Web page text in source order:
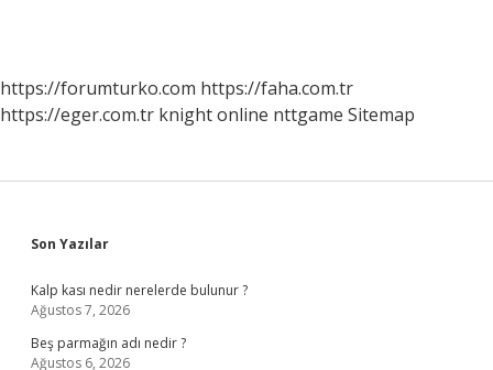
https://forumturko.com https://faha.com.tr
https://eger.com.tr knight online nttgame Sitemap
Sidebar
Son Yazılar
Kalp kası nedir nerelerde bulunur ?
Ağustos 7, 2026
Beş parmağın adı nedir ?
Ağustos 6, 2026